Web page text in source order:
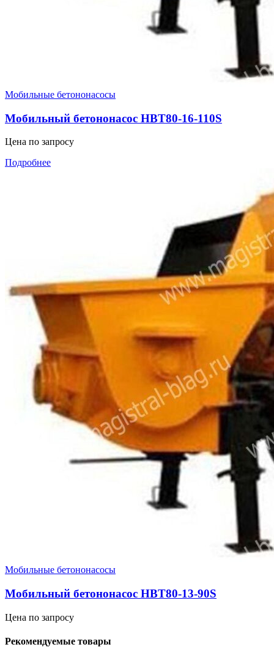
Мобильные бетононасосы
Мобильный бетононасос HBT80-16-110S
Цена по запросу
Подробнее
Мобильные бетононасосы
Мобильный бетононасос HBT80-13-90S
Цена по запросу
Рекомендуемые товары